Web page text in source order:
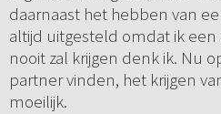
daarnaast het hebben van
altijd uitgesteld omdat ik een
nooit zal krijgen denk ik. Nu
partner vinden, het krijgen
moeilijk.